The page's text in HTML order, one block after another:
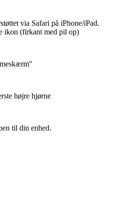
via Safari på iPhone/iPad.
ikon (firkant med pil op)
højre hjørne
til din enhed.